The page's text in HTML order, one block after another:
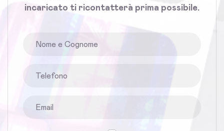
incaricato ti ricontatterà prima possibile.